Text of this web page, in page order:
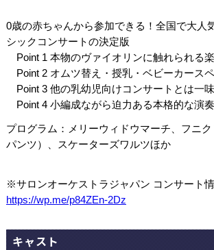
0歳の赤ちゃんから参加できる！全国で大人
シックコンサートの決定版
Point 1 本物のヴァイオリンに触れられる
Point 2 オムツ替え・授乳・ベビーカース
Point 3 他の乳幼児向けコンサートとは一味
Point 4 小編成ながら迫力ある本格的な演奏
プログラム：メリーウィドウマーチ、フニ
パンツ）、スケーターズワルツほか
※サロンオーケストラジャパン コンサート
https://wp.me/p84ZEn-2Dz
キャスト